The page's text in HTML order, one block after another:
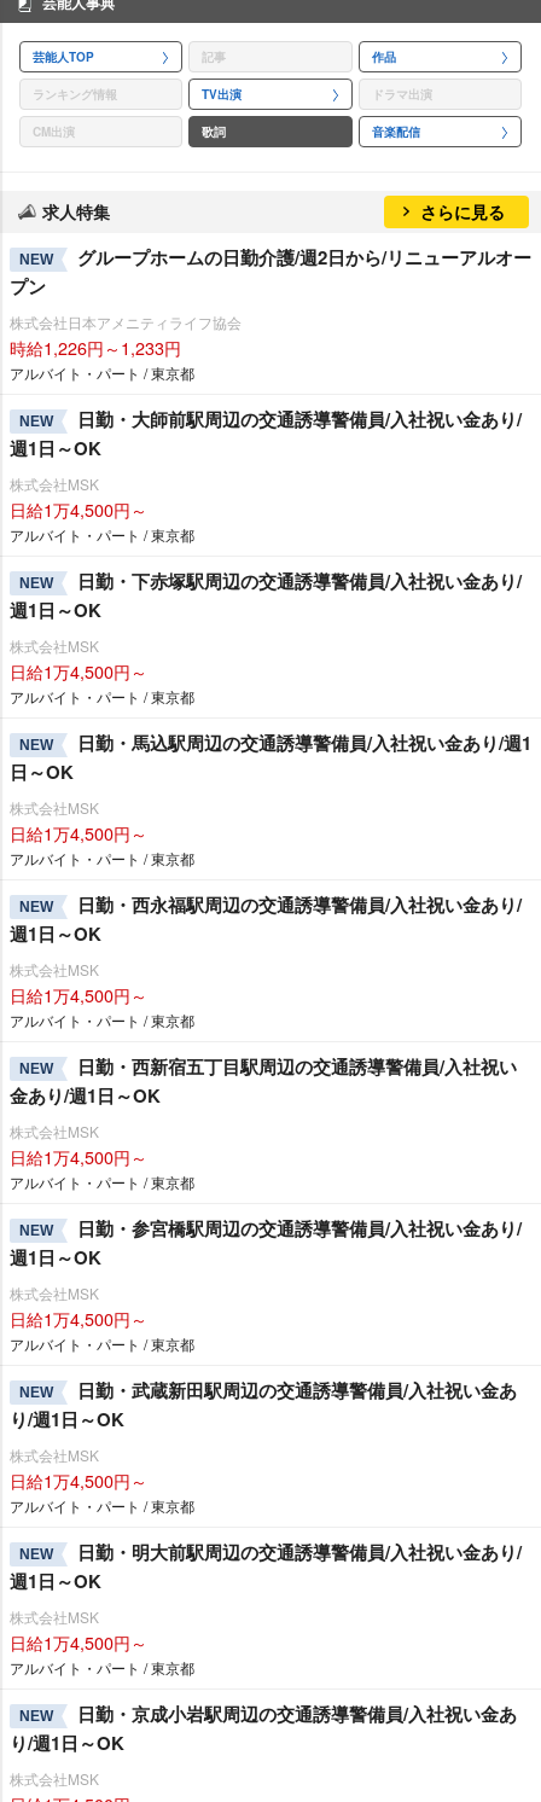
芸能人TOP 記事 作品
ランキング情報 TV出演 ドラマ出演
CM出演 歌詞 音楽配信
求人特集 さらに見る
NEW
グループホームの日勤介護/週2日から/リニューアルオー
プン
株式会社日本アメニティライフ協会
時給1,226円～1,233円
アルバイト・パート / 東京都
NEW
日勤・大師前駅周辺の交通誘導警備員/入社祝い金あり/
週1日～OK
株式会社MSK
日給1万4,500円～
アルバイト・パート / 東京都
NEW
日勤・下赤塚駅周辺の交通誘導警備員/入社祝い金あり/
週1日～OK
株式会社MSK
日給1万4,500円～
アルバイト・パート / 東京都
NEW
日勤・馬込駅周辺の交通誘導警備員/入社祝い金あり/週1
日～OK
株式会社MSK
日給1万4,500円～
アルバイト・パート / 東京都
NEW
日勤・西永福駅周辺の交通誘導警備員/入社祝い金あり/
週1日～OK
株式会社MSK
日給1万4,500円～
アルバイト・パート / 東京都
NEW
日勤・西新宿五丁目駅周辺の交通誘導警備員/入社祝い
金あり/週1日～OK
株式会社MSK
日給1万4,500円～
アルバイト・パート / 東京都
NEW
日勤・参宮橋駅周辺の交通誘導警備員/入社祝い金あり/
週1日～OK
株式会社MSK
日給1万4,500円～
アルバイト・パート / 東京都
NEW
日勤・武蔵新田駅周辺の交通誘導警備員/入社祝い金あ
り/週1日～OK
株式会社MSK
日給1万4,500円～
アルバイト・パート / 東京都
NEW
日勤・明大前駅周辺の交通誘導警備員/入社祝い金あり/
週1日～OK
株式会社MSK
日給1万4,500円～
アルバイト・パート / 東京都
NEW
日勤・京成小岩駅周辺の交通誘導警備員/入社祝い金あ
り/週1日～OK
株式会社MSK